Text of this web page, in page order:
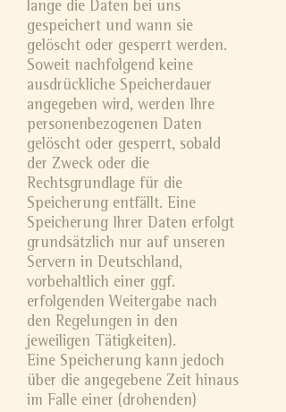
lange die Daten bei uns
gespeichert und wann sie
gelöscht oder gesperrt werden.
Soweit nachfolgend keine
ausdrückliche Speicherdauer
angegeben wird, werden Ihre
personenbezogenen Daten
gelöscht oder gesperrt, sobald
der Zweck oder die
Rechtsgrundlage für die
Speicherung entfällt. Eine
Speicherung Ihrer Daten erfolgt
grundsätzlich nur auf unseren
Servern in Deutschland,
vorbehaltlich einer ggf.
erfolgenden Weitergabe nach
den Regelungen in den
jeweiligen Tätigkeiten).
Eine Speicherung kann jedoch
über die angegebene Zeit hinaus
im Falle einer (drohenden)